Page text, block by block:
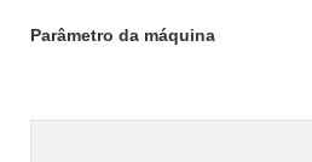
Parâmetro da máquina